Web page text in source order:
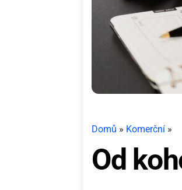
Domů » Komerční »
Od